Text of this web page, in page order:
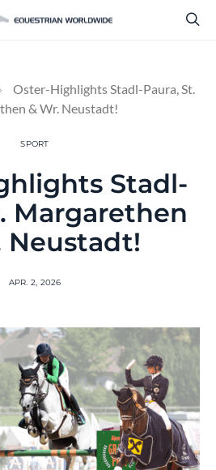
Oster-Highlights Stadl-Paura, St.
& Wr. Neustadt!
SPORT
Stadl-
Margarethen
Neustadt!
APR. 2, 2026